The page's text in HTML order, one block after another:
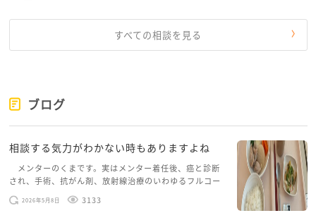
また、ご主人は「職場付き合い」「情報交換」の感覚
その場合は、
「女性が嫌というより、家族の時間や生活への影響が
と主語を自分の気持ちにすると、少し伝わり方が変わ
ることがあります。
そして、朝3時の送迎翌日に家族予定が潰れた件など
すべての相談を見る
ブログ
相談する気力がわかない時もありますよね
メンターのくまです。実はメンター着任後、癌と診断
され、手術、抗がん剤、放射線治療のいわゆるフルコー
スを体験していて、しばらくメンターカフェに来られて
いませんでした。体力だけでなく、気力も落ちパソコン
2026年5月8日 3133